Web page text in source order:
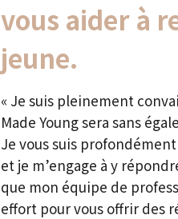
vous aider à
jeune.
« Je suis pleinement
Made Young sera sans
Je vous suis
et je m’engage à y
que mon équipe de
effort pour vous offrir des